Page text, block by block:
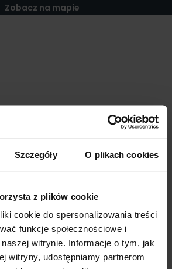
Szczegóły O plikach cookies
z plików cookie
cookie do spersonalizowania treści
funkcje społecznościowe i
witrynie. Informacje o tym, jak
witryny, udostępniamy partnerom
Zobacz na mapie